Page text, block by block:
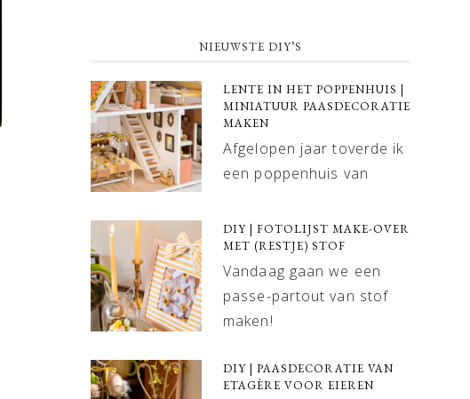
NIEUWSTE DIY’S
LENTE IN HET POPPENHUIS |
MINIATUUR PAASDECORATIE
MAKEN
Afgelopen jaar toverde ik
een poppenhuis van
DIY | FOTOLIJST MAKE-OVER
MET (RESTJE) STOF
Vandaag gaan we een
passe-partout van stof
maken!
DIY | PAASDECORATIE VAN
ETAGÈRE VOOR EIEREN